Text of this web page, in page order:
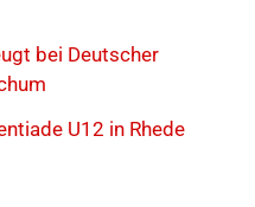
bei Deutscher
U12 in Rhede